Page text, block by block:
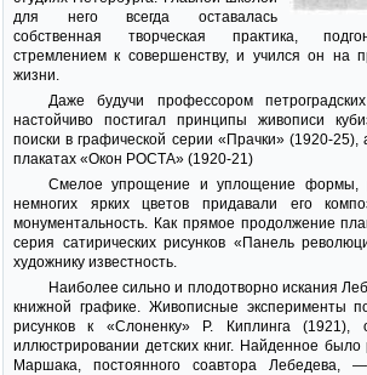
для него всегда оставалась
собственная творческая практика,
стремлением к совершенству, и учился он на
жизни.
Даже будучи профессором
настойчиво постигал принципы живописи
поиски в графической серии «Прачки» (1920-25),
плакатах «Окон РОСТА» (1920-21)
Смелое упрощение и уплощение формы,
немногих ярких цветов придавали его
монументальность. Как прямое продолжение
серия сатирических рисунков «Панель
художнику известность.
Наиболее сильно и плодотворно искания
книжной графике. Живописные эксперименты
рисунков к «Слоненку» Р. Киплинга (1921),
иллюстрировании детских книг. Найденное
Маршака, постоянного соавтора Лебедева,